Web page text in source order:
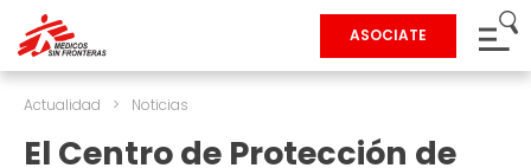
ASOCIATE
Actualidad > Noticias
El Centro de Protección de